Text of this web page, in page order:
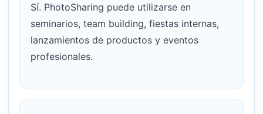
Sí. PhotoSharing puede utilizarse en
seminarios, team building, fiestas internas,
lanzamientos de productos y eventos
profesionales.